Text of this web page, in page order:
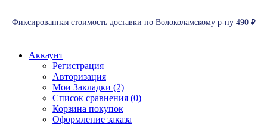
Фиксированная стоимость доставки по Волоколамскому р-ну 490 ₽
Аккаунт
Регистрация
Авторизация
Мои Закладки (2)
Список сравнения (0)
Корзина покупок
Оформление заказа